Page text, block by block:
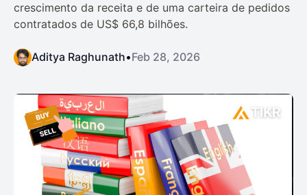
crescimento da receita e de uma carteira de pedidos
contratados de US$ 66,8 bilhões.
Aditya Raghunath•Feb 28, 2026